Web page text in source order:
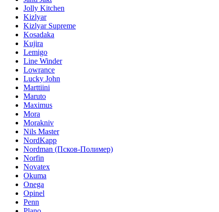
Jolly Kitchen
Kizlyar
Kizlyar Supreme
Kosadaka
Kujira
Lemigo
Line Winder
Lowrance
Lucky John
Marttiini
Maruto
Maximus
Mora
Morakniv
Nils Master
NordKapp
Nordman (Псков-Полимер)
Norfin
Novatex
Okuma
Onega
Opinel
Penn